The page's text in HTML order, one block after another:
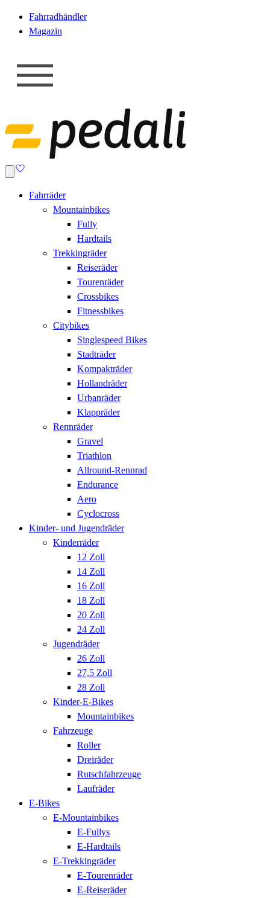
Fahrradhändler
Magazin
Fahrräder
Mountainbikes
Fully
Hardtails
Trekkingräder
Reiseräder
Tourenräder
Crossbikes
Fitnessbikes
Citybikes
Singlespeed Bikes
Stadträder
Kompakträder
Hollandräder
Urbanräder
Klappräder
Rennräder
Gravel
Triathlon
Allround-Rennrad
Endurance
Aero
Cyclocross
Kinder- und Jugendräder
Kinderräder
12 Zoll
14 Zoll
16 Zoll
18 Zoll
20 Zoll
24 Zoll
Jugendräder
26 Zoll
27,5 Zoll
28 Zoll
Kinder-E-Bikes
Mountainbikes
Fahrzeuge
Roller
Dreiräder
Rutschfahrzeuge
Laufräder
E-Bikes
E-Mountainbikes
E-Fullys
E-Hardtails
E-Trekkingräder
E-Tourenräder
E-Reiseräder